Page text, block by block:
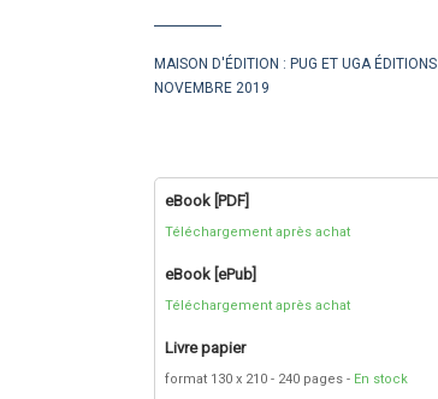
MAISON D'ÉDITION : PUG ET UGA ÉDITIONS
NOVEMBRE 2019
eBook [PDF]
Téléchargement après achat
eBook [ePub]
Téléchargement après achat
Livre papier
format 130 x 210 240 pages En stock